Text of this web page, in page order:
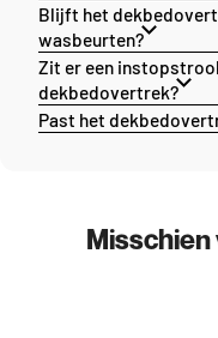
Blijft het
wasbeurten?
Zit er een
dekbedovertrek?
Past het
Misschien